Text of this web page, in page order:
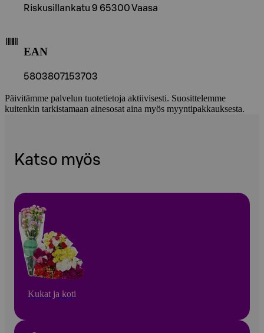
Riskusillankatu 9 65300 Vaasa
EAN
5803807153703
Päivitämme palvelun tuotetietoja aktiivisesti. Suosittelemme
kuitenkin tarkistamaan ainesosat aina myös myyntipakkauksesta.
Katso myös
Kukat ja koti